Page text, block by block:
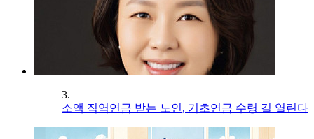
3.
소액 직역연금 받는 노인, 기초연금 수령 길 열린다